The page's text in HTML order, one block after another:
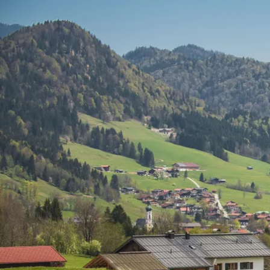
Aktivitäten im Chiemgau
Wandern & Gipfelglück
Radfahren &
Mountainbiken
Chiemsee &
Aktivitäten für die Familie
Winter
Golfen
&
Orte